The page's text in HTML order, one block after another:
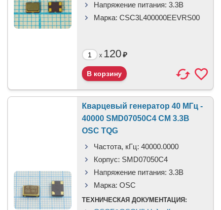
Напряжение питания: 3.3В
Марка: CSC3L400000EEVRS00
x 120₽
Кварцевый генератор 40 МГц -
40000 SMD07050C4 CM 3.3В
OSC TQG
Частота, кГц: 40000.0000
Корпус: SMD07050C4
Напряжение питания: 3.3В
Марка: OSC
ТЕХНИЧЕСКАЯ ДОКУМЕНТАЦИЯ: